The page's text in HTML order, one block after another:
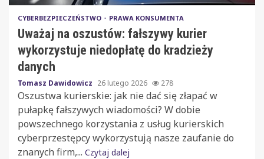
CYBERBEZPIECZEŃSTWO PRAWA KONSUMENTA
Uważaj na oszustów: fałszywy kurier
wykorzystuje niedopłatę do kradzieży
danych
Tomasz Dawidowicz 26 lutego 2026 278
Oszustwa kurierskie: jak nie dać się złapać w
pułapkę fałszywych wiadomości? W dobie
powszechnego korzystania z usług kurierskich
cyberprzestępcy wykorzystują nasze zaufanie do
znanych firm,... Czytaj dalej